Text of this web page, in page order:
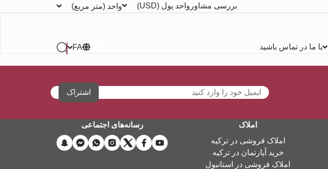
بررسی مشاور واحد پول (USD) واحد (متر مربع)
با ما در تماس باشید FA
اشتراک
املاک
املاک فروشی در ترکیه
خرید آپارتمان در ترکیه
املاک فروشی در استانبول
رسانه‌های اجتماعی